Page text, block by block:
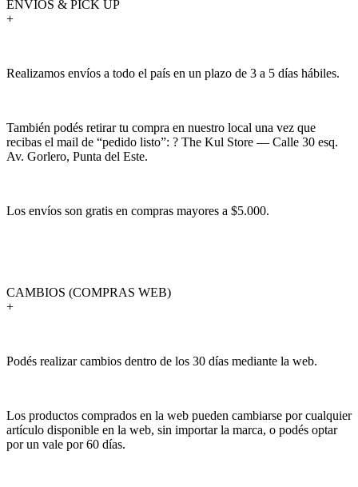
ENVÍOS & PICK UP
+
Realizamos envíos a todo el país en un plazo de 3 a 5 días hábiles.
También podés retirar tu compra en nuestro local una vez que
recibas el mail de “pedido listo”: ? The Kul Store — Calle 30 esq.
Av. Gorlero, Punta del Este.
Los envíos son gratis en compras mayores a $5.000.
CAMBIOS (COMPRAS WEB)
+
Podés realizar cambios dentro de los 30 días mediante la web.
Los productos comprados en la web pueden cambiarse por cualquier
artículo disponible en la web, sin importar la marca, o podés optar
por un vale por 60 días.